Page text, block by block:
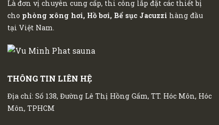
Là đơn vị chuyên cung cấp, thi công lắp đặt các thiết bị
cho phòng xông hơi, Hồ bơi, Bể sục Jacuzzi hàng đầu
tại Việt Nam.
THÔNG TIN LIÊN HỆ
Địa chỉ: Số 138, Đường Lê Thị Hồng Gấm, TT. Hóc Môn, Hóc
Môn, TPHCM